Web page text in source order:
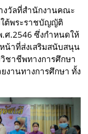
งวัลที่สำนักงานคณะ
ใต้พระราชบัญญัติ
ศ.2546 ซึ่งกำหนดให้
น้าที่ส่งเสริมสนับสนุน
ชาชีพทางการศึกษา
งานทางการศึกษา ทั้ง